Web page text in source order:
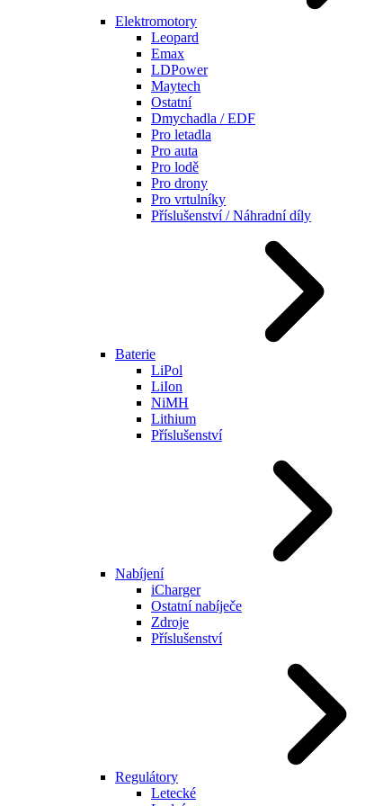
Elektromotory
Leopard
Emax
LDPower
Maytech
Ostatní
Dmychadla / EDF
Pro letadla
Pro auta
Pro lodě
Pro drony
Pro vrtulníky
Příslušenství / Náhradní díly
Baterie
LiPol
LiIon
NiMH
Lithium
Příslušenství
Nabíjení
iCharger
Ostatní nabíječe
Zdroje
Příslušenství
Regulátory
Letecké